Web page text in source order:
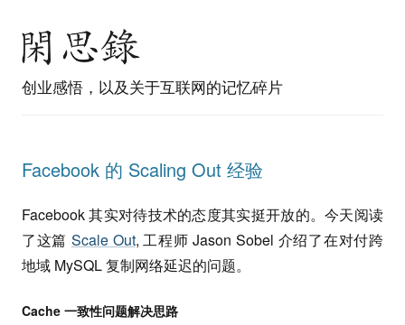
创业感悟，以及关于互联网的记忆碎片
Facebook 的 Scaling Out 经验
Facebook 其实对待技术的态度其实挺开放的。今天阅读
了这篇 Scale Out, 工程师 Jason Sobel 介绍了在对付跨
地域 MySQL 复制网络延迟的问题。
Cache 一致性问题解决思路